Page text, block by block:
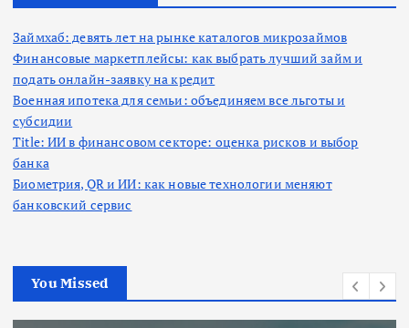
Займхаб: девять лет на рынке каталогов микрозаймов
Финансовые маркетплейсы: как выбрать лучший займ и
подать онлайн-заявку на кредит
Военная ипотека для семьи: объединяем все льготы и
субсидии
Title: ИИ в финансовом секторе: оценка рисков и выбор
банка
Биометрия, QR и ИИ: как новые технологии меняют
банковский сервис
You Missed